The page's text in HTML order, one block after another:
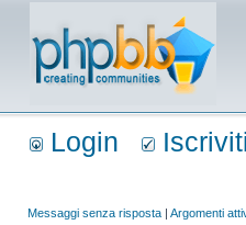
Login Iscriviti
Messaggi senza risposta | Argomenti